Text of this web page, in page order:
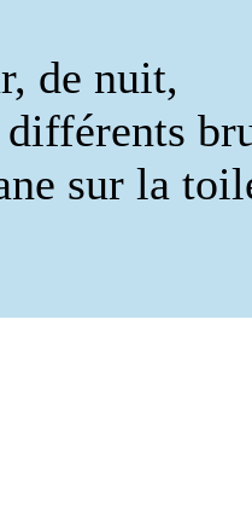
de nuit,
différents
sur la